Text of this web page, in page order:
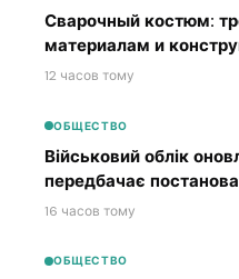
Сварочный костюм:
материалам и
12 часов тому
ОБЩЕСТВО
Військовий облік
передбачає
16 часов тому
ОБЩЕСТВО